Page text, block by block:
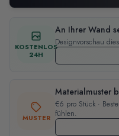
KOSTENLOS
24H
An Ihrer Wand
Designvorschau
MUSTER
Materialmuster
€6 pro Stück ·
fühlen.